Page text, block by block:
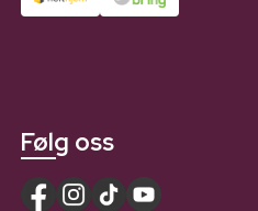
Følg oss